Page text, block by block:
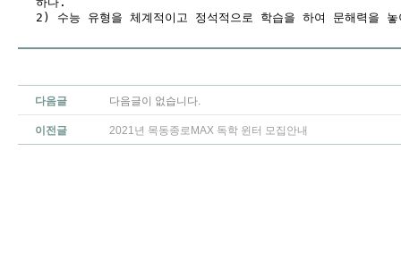
2) 수능 유형을 체계적이고 정석적으로 학습을 하여 문해력을
다음글 다음글이 없습니다.
이전글 2021년 목동종로MAX 독학 윈터 모집안내